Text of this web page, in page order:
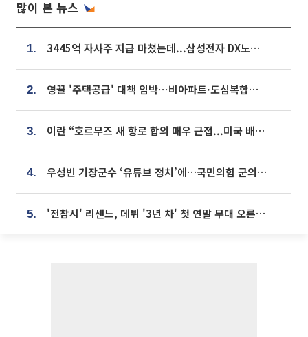
많이 본 뉴스
1. 3445억 자사주 지급 마쳤는데...삼성전자 DX노조, 뒤늦은 '떼쓰기 집회'
2. 영끌 '주택공급' 대책 임박⋯비아파트·도심복합까지 총동원
3. 이란 “호르무즈 새 항로 합의 매우 근접...미국 배상 먼저”
4. 우성빈 기장군수 ‘유튜브 정치’에…국민의힘 군의원들 집단 반발
5. '전참시' 리센느, 데뷔 '3년 차' 첫 연말 무대 오른다⋯"그동안 섭외 안 와"